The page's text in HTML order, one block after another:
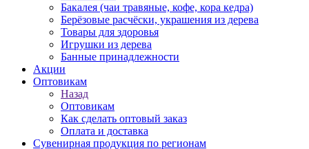
Бакалея (чаи травяные, кофе, кора кедра)
Берёзовые расчёски, украшения из дерева
Товары для здоровья
Игрушки из дерева
Банные принадлежности
Акции
Оптовикам
Назад
Оптовикам
Как сделать оптовый заказ
Оплата и доставка
Сувенирная продукция по регионам